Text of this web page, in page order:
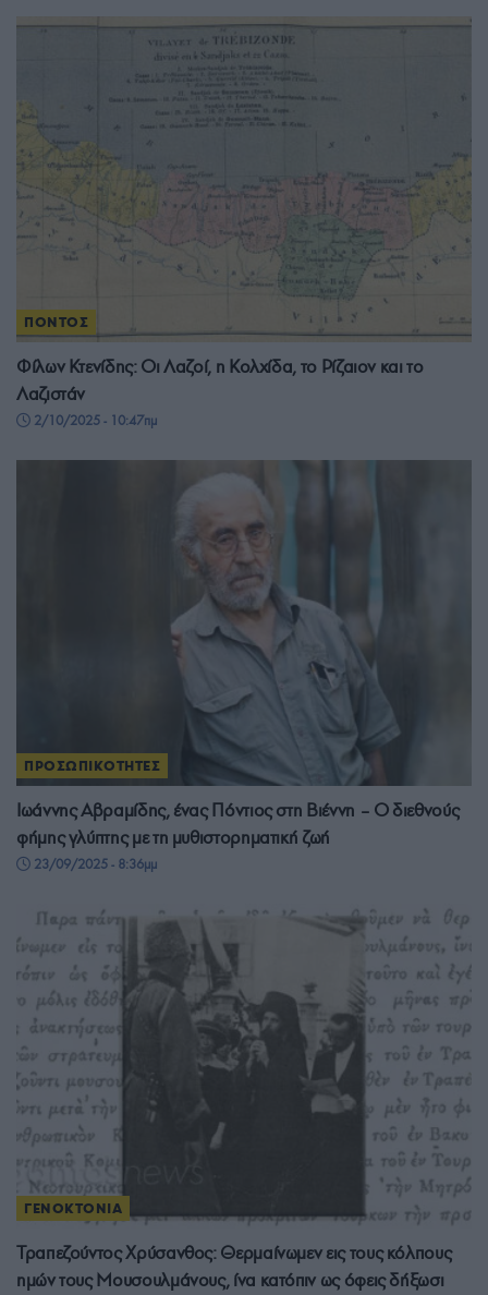
ΠΟΝΤΟΣ
Φίλων Κτενίδης: Οι Λαζοί, η Κολχίδα, το Ρίζαιον και το
Λαζιστάν
2/10/2025 - 10:47πμ
ΠΡΟΣΩΠΙΚΟΤΗΤΕΣ
Ιωάννης Αβραμίδης, ένας Πόντιος στη Βιέννη – Ο διεθνούς
φήμης γλύπτης με τη μυθιστορηματική ζωή
23/09/2025 - 8:36μμ
ΓΕΝΟΚΤΟΝΙΑ
Τραπεζούντος Χρύσανθος: Θερμαίνωμεν εις τους κόλπους
ημών τους Μουσουλμάνους, ίνα κατόπιν ως όφεις δήξωσι